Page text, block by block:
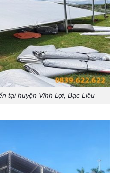
tại huyện Vĩnh Lợi, Bạc Liêu